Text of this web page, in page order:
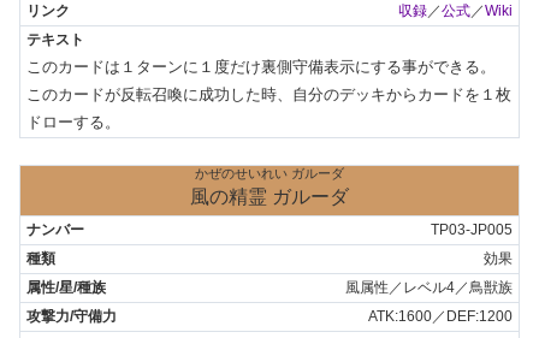
収録／公式／Wiki
このカードは１ターンに１度だけ裏側守備表示にする事ができる。
このカードが反転召喚に成功した時、自分のデッキからカードを１枚
ドローする。
かぜのせいれい ガルーダ
風の精霊 ガルーダ
TP03-JP005
効果
風属性／レベル4／鳥獣族
ATK:1600／DEF:1200